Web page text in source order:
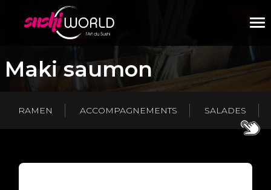
Maki saumon
RAMEN ACCOMPAGNEMENTS SALADES